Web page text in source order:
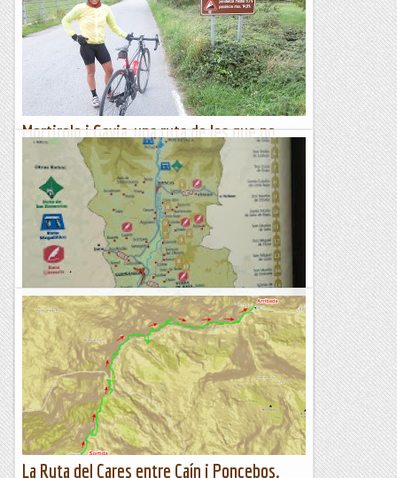
Mortirolo i Gavia, una ruta de les que no
s'obliden
Continuem en la zona de Bormio (Itàlia), el nostre
següent objectiu és la ruta que ens portará al coronar els
mítics ports del Mortirolo i...
Escalant pel món
Esglésies del Serrablo, una ruta de dos dies.
Havíem d’anar a Jaca per la primavera, però tot va quedar
trastocat pel confinament. Vam deixar passar els mesos
d’estiu i hem acabat anant a l’inici de la tardor, quan...
Fragments de camins i curses
La Ruta del Cares entre Caín i Poncebos.